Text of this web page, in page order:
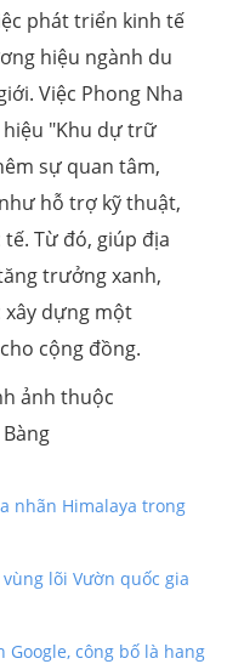
phát triển kinh tế
hiệu ngành du
Việc Phong Nha
hiệu "Khu dự trữ
sự quan tâm,
hỗ trợ kỹ thuật,
Từ đó, giúp địa
trưởng xanh,
xây dựng một
cộng đồng.
ảnh thuộc
nhãn Himalaya trong
lõi Vườn quốc gia
công bố là hang